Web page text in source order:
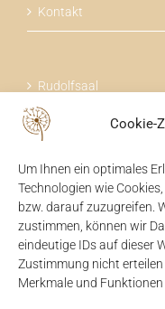
Cookie-
Um Ihnen ein optimales
Technologien wie
bzw. darauf zuzugreifen.
zustimmen, können wir
eindeutige IDs auf dieser
Zustimmung nicht
Merkmale und
Kontakt
Rudolfsaal
Über uns
24